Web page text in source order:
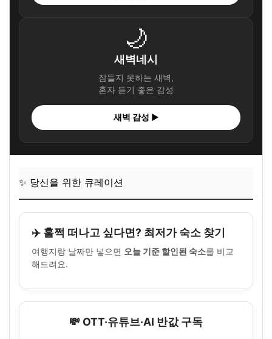
🌙
새벽네시
잠들지 못하는 새벽,
혼자 듣기 좋은 감성
새벽 감성 ▶
✨ 당신을 위한 큐레이션
✈️ 훌쩍 떠나고 싶다면? 최저가 숙소 찾기
여행지랑 날짜만 넣으면 오늘 기준 할인된 숙소를 비교
해드려요.
💸 OTT·유튜브·AI 반값 구독